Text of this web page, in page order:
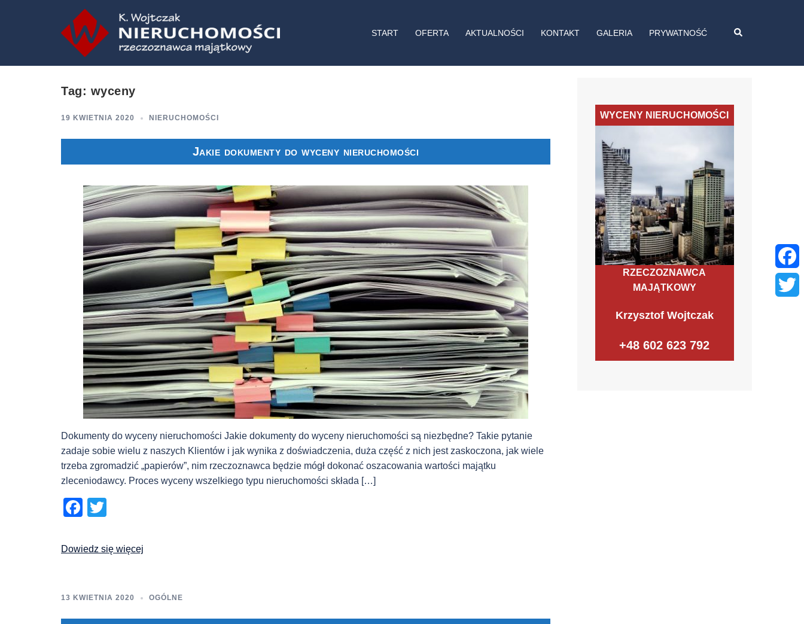
START OFERTA AKTUALNOŚCI KONTAKT GALERIA PRYWATNOŚĆ Wyszukiwanie
Tag: wyceny
19 KWIETNIA 2020 NIERUCHOMOŚCI
Jakie dokumenty do wyceny nieruchomości
Dokumenty do wyceny nieruchomości Jakie dokumenty do wyceny nieruchomości są niezbędne? Takie pytanie
zadaje sobie wielu z naszych Klientów i jak wynika z doświadczenia, duża część z nich jest zaskoczona, jak wiele
trzeba zgromadzić „papierów”, nim rzeczoznawca będzie mógł dokonać oszacowania wartości majątku
zleceniodawcy. Proces wyceny wszelkiego typu nieruchomości składa […]
Facebook
Dowiedz się więcej
13 KWIETNIA 2020 OGÓLNE
WYCENY NIERUCHOMOŚCI
RZECZOZNAWCA
MAJĄTKOWY
Krzysztof Wojtczak
+48 602 623 792